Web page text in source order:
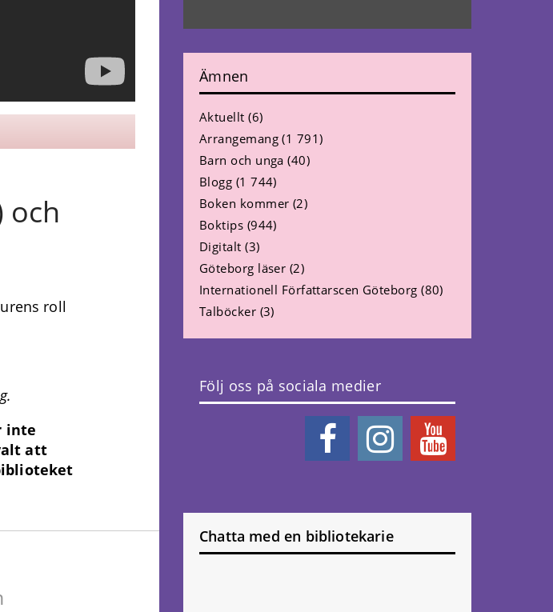
och
roll
inte
att
Ämnen
Aktuellt (6)
Arrangemang(1 791)
Barn och unga (40)
Blogg (1 744)
Boken kommer (2)
Boktips (944)
Digitalt (3)
Göteborg läser (2)
Internationell Författarscen Göteborg (80)
Talböcker (3)
Följ oss på sociala medier
Chatta med en bibliotekarie